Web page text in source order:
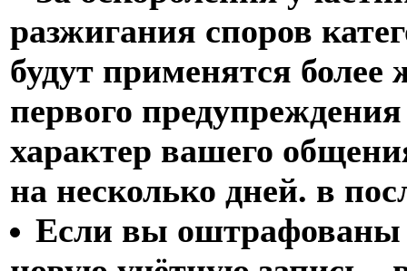
разжигания споров
будут применятся
первого
характер вашего
на несколько дней. в
Если вы оштрафованы